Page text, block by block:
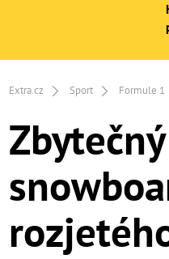
Extra.cz Sport Formule 1